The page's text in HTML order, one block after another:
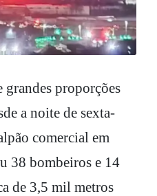
a noite de sexta-
comercial em
38 bombeiros e 14
de 3,5 mil metros